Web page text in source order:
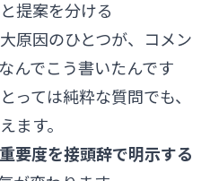
提案を分ける
原因のひとつが、コメン
んでこう書いたんです
っては純粋な質問でも、
ます。
重要度を接頭辞で明示する